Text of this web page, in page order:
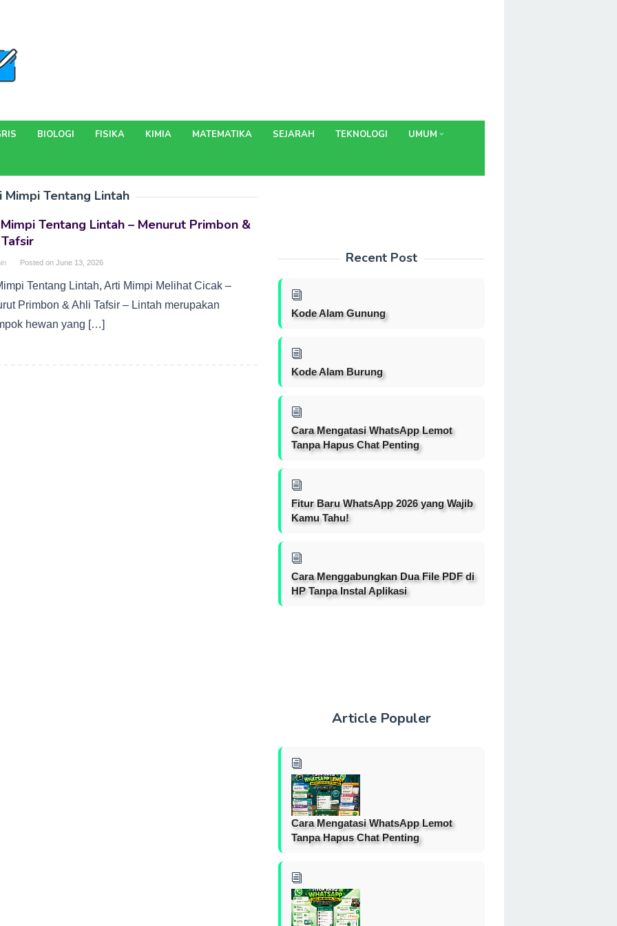
BIOLOGI FISIKA KIMIA MATEMATIKA SEJARAH TEKNOLOGI UMUM
Tentang Lintah
Tentang Lintah – Menurut Primbon &
Posted on June 13, 2026
Tentang Lintah, Arti Mimpi Melihat Cicak –
Primbon & Ahli Tafsir – Lintah merupakan
hewan yang […]
Recent Post
Kode Alam Gunung
Kode Alam Burung
Cara Mengatasi WhatsApp Lemot
Tanpa Hapus Chat Penting
Fitur Baru WhatsApp 2026 yang Wajib
Kamu Tahu!
Cara Menggabungkan Dua File PDF di
HP Tanpa Instal Aplikasi
Article Populer
Cara Mengatasi WhatsApp Lemot
Tanpa Hapus Chat Penting